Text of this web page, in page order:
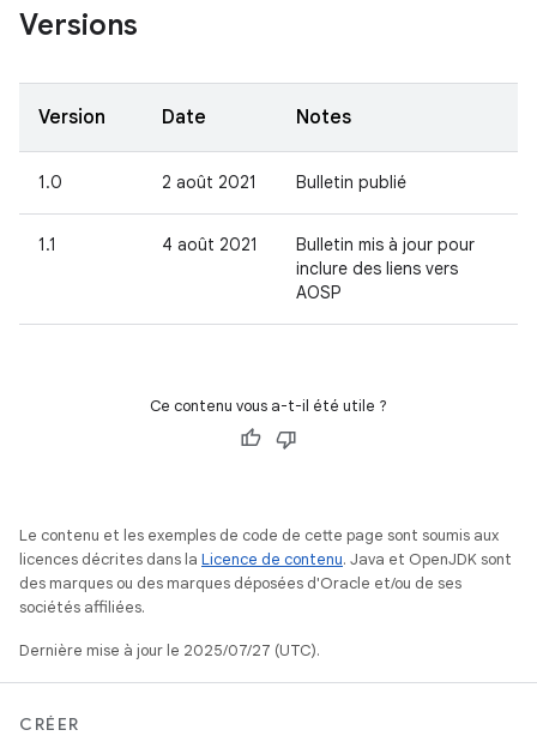
Versions
Version Date Notes
1.0 2 août 2021 Bulletin publié
1.1 4 août 2021
Bulletin mis à jour pour
inclure des liens vers
AOSP
Ce contenu vous a-t-il été utile ?
Le contenu et les exemples de code de cette page sont soumis aux
licences décrites dans la Licence de contenu. Java et OpenJDK sont
des marques ou des marques déposées d'Oracle et/ou de ses
sociétés affiliées.
Dernière mise à jour le 2025/07/27 (UTC).
CRÉER